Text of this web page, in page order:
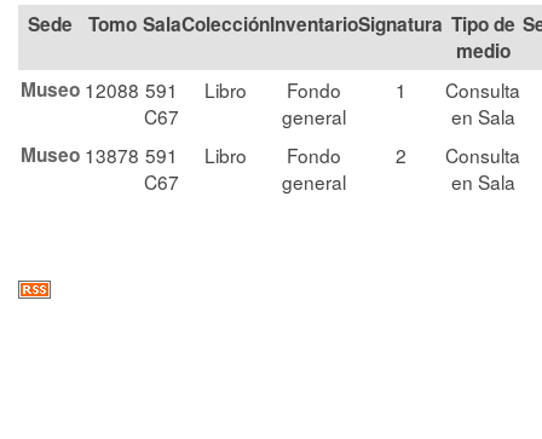
Tomo SalaColección Signatura Tipo de
medio
Museo 12088 591
C67
Libro
Fondo
general
1
Consulta
en Sala
Museo 13878 591
C67
Libro
Fondo
general
2
Consulta
en Sala